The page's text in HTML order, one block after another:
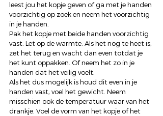
leest jou het kopje geven of ga met je handen
voorzichtig op zoek en neem het voorzichtig
in je handen.
Pak het kopje met beide handen voorzichtig
vast. Let op de warmte. Als het nog te heet is,
zet het terug en wacht dan even totdat je
het kunt oppakken. Of neem het zo in je
handen dat het veilig voelt.
Als het dus mogelijk is houd dit even in je
handen vast, voel het gewicht. Neem
misschien ook de temperatuur waar van het
drankje. Voel de vorm van het kopje of het